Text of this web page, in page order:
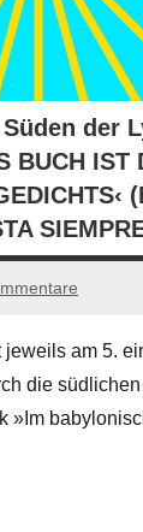
der
BUCH IST
am 5.
die
»Im